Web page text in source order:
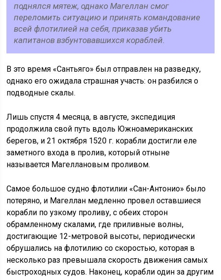
поднялся мятеж, однако Магеллан смог
переломить ситуацию и принять командование
всей флотилией на себя, приказав убить
капитанов взбунтовавшихся кораблей.
В это время «Сантьяго» был отправлен на разведку,
однако его ожидала страшная участь: он разбился о
подводные скалы.
Лишь спустя 4 месяца, в августе, экспедиция
продолжила свой путь вдоль Южноамериканских
берегов, и 21 октября 1520 г. корабли достигли еле
заметного входа в пролив, который отныне
называется Магеллановым проливом.
Самое большое судно флотилии «Сан-Антонио» было
потеряно, и Магеллан медленно провел оставшиеся
корабли по узкому проливу, с обеих сторон
обрамленному скалами, где приливные волны,
достигающие 12-метровой высоты, периодически
обрушались на флотилию со скоростью, которая в
несколько раз превышала скорость движения самых
быстроходных судов. Наконец, корабли один за другим